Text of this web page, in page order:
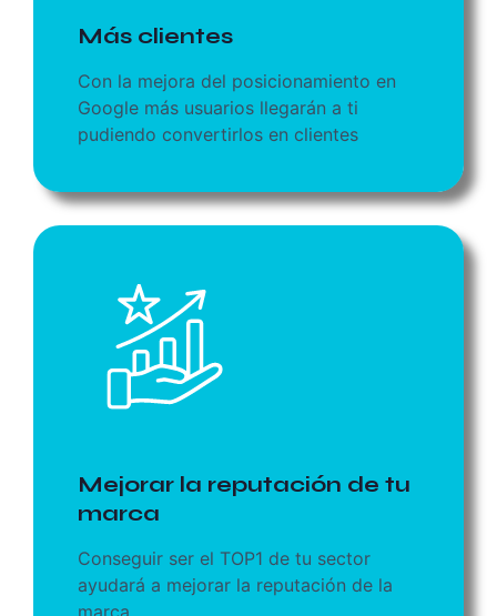
Más clientes
Con la mejora del posicionamiento en
Google más usuarios llegarán a ti
pudiendo convertirlos en clientes
Mejorar la reputación de tu
marca
Conseguir ser el TOP1 de tu sector
ayudará a mejorar la reputación de la
marca